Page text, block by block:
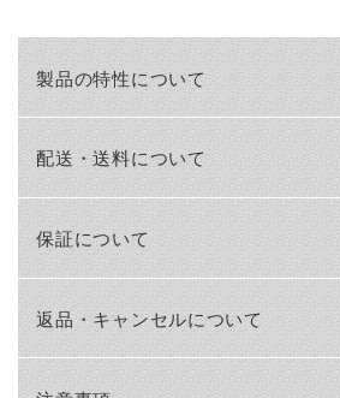
製品の特性について
配送・送料について
保証について
返品・キャンセルについて